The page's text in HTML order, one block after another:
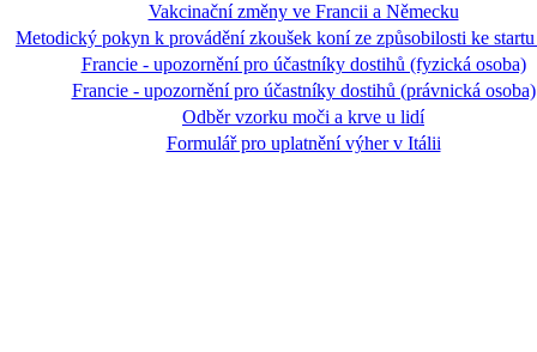
Vakcinační změny ve Francii a Německu
Metodický pokyn k provádění zkoušek koní ze způsobilosti ke
Francie - upozornění pro účastníky dostihů (fyzická osoba)
Francie - upozornění pro účastníky dostihů (právnická osoba)
Odběr vzorku moči a krve u lidí
Formulář pro uplatnění výher v Itálii